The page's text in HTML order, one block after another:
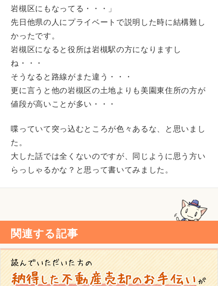
岩槻区にもなってる・・・」
先日他県の人にプライベートで説明した時に結構難し
かったです。
岩槻区になると役所は岩槻駅の方になりますし
ね・・・
そうなると路線がまた違う・・・
更に言うと他の岩槻区の土地よりも美園東住所の方が
値段が高いことが多い・・・
喋っていて突っ込むところが色々あるな、と思いまし
た。
大した話では全くないのですが、同じように思う方い
らっしゃるかな？と思って書いてみました。
関連する記事